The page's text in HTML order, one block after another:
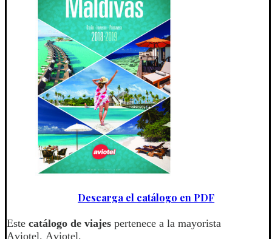
Descarga el catálogo en PDF
Este catálogo de viajes pertenece a la mayorista
Aviotel. Aviotel.